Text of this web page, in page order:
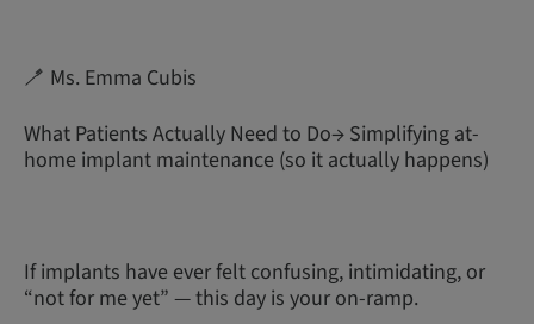
🪥 Ms. Emma Cubis
What Patients Actually Need to Do→ Simplifying at-
home implant maintenance (so it actually happens)
If implants have ever felt confusing, intimidating, or
“not for me yet” — this day is your on-ramp.